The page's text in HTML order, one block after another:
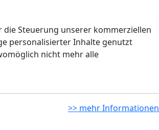
die Steuerung unserer kommerziellen
personalisierter Inhalte genutzt
nicht mehr alle
>> mehr Informationen